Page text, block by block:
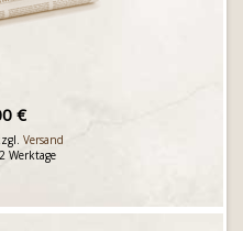
€
Versand
Werktage